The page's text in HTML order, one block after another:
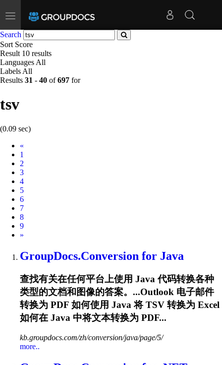
Toggle
navigation
Search
Sort Score
Result 10 results
Languages All
Labels All
Results 31 - 40 of697 for
tsv
(0.09 sec)
«
1
2
3
4
5
6
7
8
9
Next
»
GroupDocs.Conversion for Java
查找有关在任何平台上使用 Java 代码转换各种
类型的文档和图像的答案。...Outlook 电子邮件
转换为 PDF 如何使用 Java 将 TSV 转换为 Excel
如何在 Java 中将文本转换为 PDF...
kb.groupdocs.com/zh/conversion/java/page/5/
more..